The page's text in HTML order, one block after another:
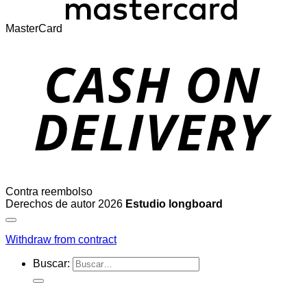
MasterCard
Contra reembolso
Derechos de autor 2026 Estudio longboard
Withdraw from contract
Buscar: